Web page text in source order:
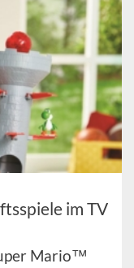
im TV
Mario™